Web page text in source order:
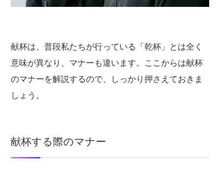
献杯は、普段私たちが行っている「乾杯」とは全く
意味が異なり、マナーも違います。ここからは献杯
のマナーを解説するので、しっかり押さえておきま
しょう。
献杯する際のマナー